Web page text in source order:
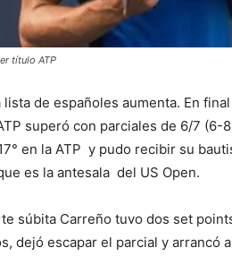
título ATP
lista de españoles aumenta. En
superó con parciales de 6/7 (6-
en la ATP y pudo recibir su
es la antesala del US Open.
súbita Carreño tuvo dos set
dejó escapar el parcial y arrancó